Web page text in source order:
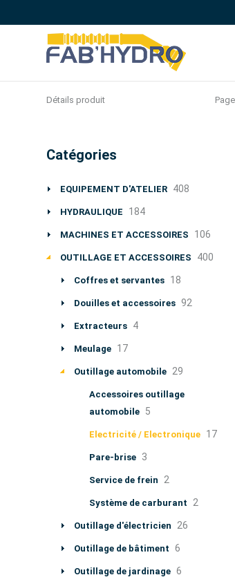
Détails produit
Catégories
EQUIPEMENT D'ATELIER 408
HYDRAULIQUE 184
MACHINES ET ACCESSOIRES 106
OUTILLAGE ET ACCESSOIRES 400
Coffres et servantes 18
Douilles et accessoires 92
Extracteurs 4
Meulage 17
Outillage automobile 29
Accessoires outillage
automobile 5
Electricité / Electronique 17
Pare-brise 3
Service de frein 2
Système de carburant 2
Outillage d'électricien 26
Outillage de bâtiment 6
Outillage de jardinage 6